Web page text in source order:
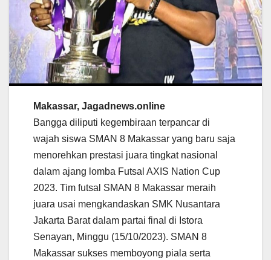
Makassar, Jagadnews.online
Bangga diliputi kegembiraan terpancar di
wajah siswa SMAN 8 Makassar yang baru saja
menorehkan prestasi juara tingkat nasional
dalam ajang lomba Futsal AXIS Nation Cup
2023. Tim futsal SMAN 8 Makassar meraih
juara usai mengkandaskan SMK Nusantara
Jakarta Barat dalam partai final di Istora
Senayan, Minggu (15/10/2023). SMAN 8
Makassar sukses memboyong piala serta